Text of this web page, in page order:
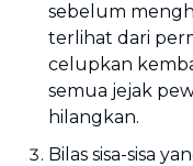
sebelum
terlihat dari
celupkan
semua jejak
hilangkan.
Bilas sisa-sisa